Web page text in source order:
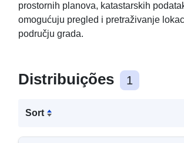
prostornih planova, katastarskih
omogućuju pregled i pretraživanje
području grada.
Distribuições 1
Sort